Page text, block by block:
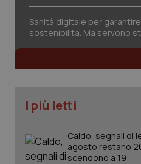
Sanità digitale per
sostenibilità. Ma servono
I più letti
Caldo, segnali di
agosto restano
scendono a 19
tracking-sites-ironfish-
tracking-enable
_ga